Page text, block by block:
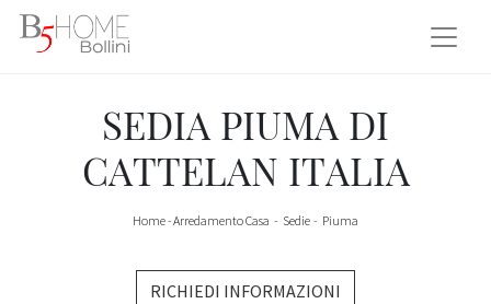
SEDIA PIUMA DI
CATTELAN ITALIA
Home-Arredamento Casa - Sedie - Piuma
RICHIEDI INFORMAZIONI